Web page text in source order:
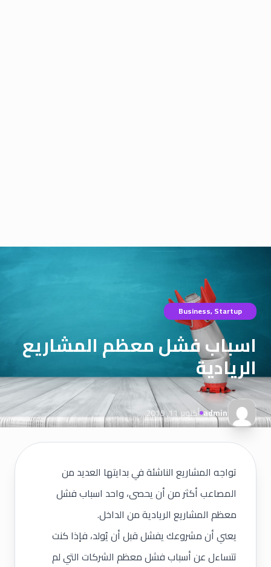
Business,Startup
اسباب فشل معظم المشاريع
الريادية
admin أكتوبر 11, 2019
تواجه المشاريع الناشئة في بدايتها العديد من
المصاعب أكثر من أن يحصى، واحد اسباب فشل
معظم المشاريع الريادية من الداخل.
يعني أن مشروعك يفشل قبل أن يُولد، فإذا كنت
تتساءل عن أسباب فشل معظم الشركات التي لم